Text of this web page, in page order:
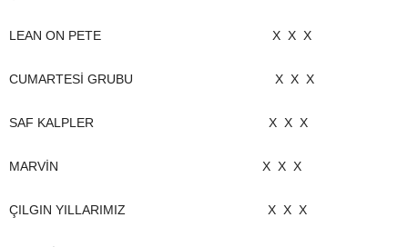
LEAN ON PETE X X X
CUMARTESİ GRUBU X X X
SAF KALPLER X X X
MARVİN X X X
ÇILGIN YILLARIMIZ X X X